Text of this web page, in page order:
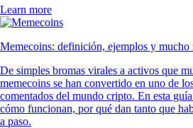
Learn more
Memecoins: definición, ejemplos y mucho
De simples bromas virales a activos que
memecoins se han convertido en uno de
comentados del mundo cripto. En esta
cómo funcionan, por qué dan tanto que
a paso.